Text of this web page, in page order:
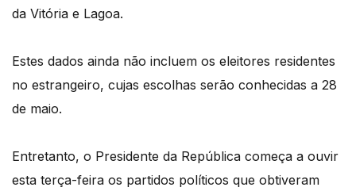
da Vitória e Lagoa.
Estes dados ainda não incluem os eleitores residentes
no estrangeiro, cujas escolhas serão conhecidas a 28
de maio.
Entretanto, o Presidente da República começa a ouvir
esta terça-feira os partidos políticos que obtiveram